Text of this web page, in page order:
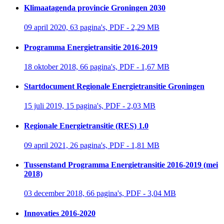
Klimaatagenda provincie Groningen 2030
09 april 2020, 63 pagina's, PDF - 2,29 MB
Programma Energietransitie 2016-2019
18 oktober 2018, 66 pagina's, PDF - 1,67 MB
Startdocument Regionale Energietransitie Groningen
15 juli 2019, 15 pagina's, PDF - 2,03 MB
Regionale Energietransitie (RES) 1.0
09 april 2021, 26 pagina's, PDF - 1,81 MB
Tussenstand Programma Energietransitie 2016-2019 (mei
2018)
03 december 2018, 66 pagina's, PDF - 3,04 MB
Innovaties 2016-2020